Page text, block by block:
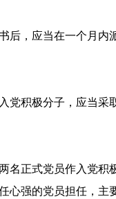
，应当在一个月内
积极分子，应当采
正式党员作入党积
心强的党员担任，主